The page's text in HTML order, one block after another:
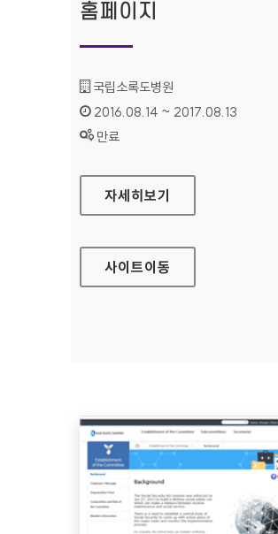
홈페이지
기관명 :
국립소록도병원
인증기간 :
2016.08.14 ~ 2017.08.13
상태 :
만료
국립소록도병원 대표 홈페이지
자세히보기
사이트이동